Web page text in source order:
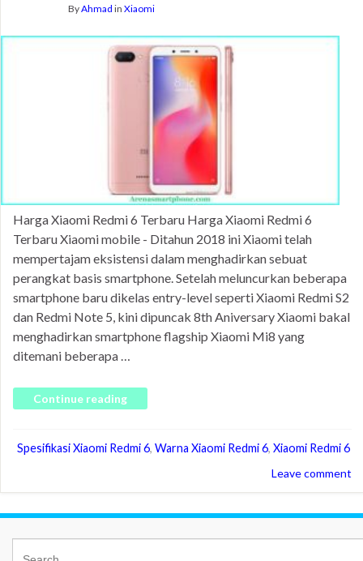
ByAhmad in Xiaomi
Harga Xiaomi Redmi 6 Terbaru Harga Xiaomi Redmi 6
Terbaru Xiaomi mobile - Ditahun 2018 ini Xiaomi telah
mempertajam eksistensi dalam menghadirkan sebuat
perangkat basis smartphone. Setelah meluncurkan beberapa
smartphone baru dikelas entry-level seperti Xiaomi Redmi S2
dan Redmi Note 5, kini dipuncak 8th Aniversary Xiaomi bakal
menghadirkan smartphone flagship Xiaomi Mi8 yang
ditemani beberapa …
Continue reading
Spesifikasi Xiaomi Redmi 6, Warna Xiaomi Redmi 6, Xiaomi Redmi 6
Leave comment